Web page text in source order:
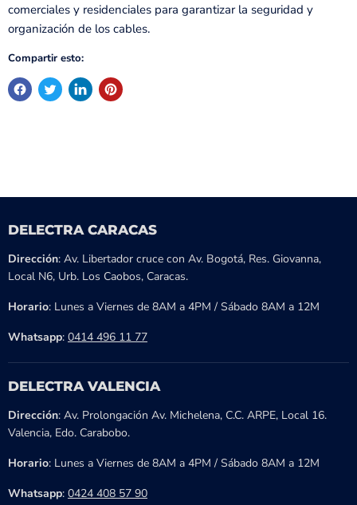
comerciales y residenciales para garantizar la seguridad y
organización de los cables.
Compartir esto:
DELECTRA CARACAS
Dirección: Av. Libertador cruce con Av. Bogotá, Res. Giovanna,
Local N6, Urb. Los Caobos, Caracas.
Horario: Lunes a Viernes de 8AM a 4PM / Sábado 8AM a 12M
Whatsapp: 0414 496 11 77
DELECTRA VALENCIA
Dirección: Av. Prolongación Av. Michelena, C.C. ARPE, Local 16.
Valencia, Edo. Carabobo.
Horario: Lunes a Viernes de 8AM a 4PM / Sábado 8AM a 12M
Whatsapp: 0424 408 57 90